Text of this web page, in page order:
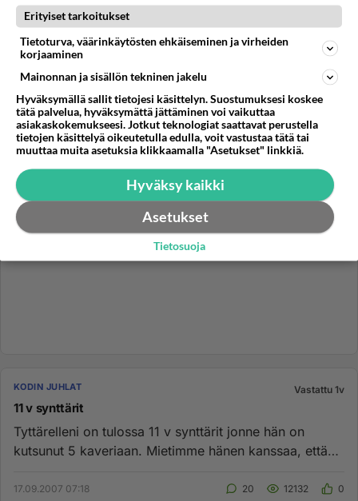
Hei! Meillä ois joulukuussa tulossa 11 vuotta täyttävän
tytön synttärit! Kaveri synttäreille hän on aikonut
kutsua kolme...
KODIN JUHLAT Vastattu 1v
11 v synttärit
Tyttärelleni on tulossa 11 v synttärit jonne hän on
kutsunut 5 kaveriaan. Mietimme hänen kanssaa, että
17.09.2007 07:18 20 12132 0
Erityiset tarkoitukset
Tietoturva, väärinkäytösten ehkäiseminen ja virheiden
korjaaminen
Mainonnan ja sisällön tekninen jakelu
Hyväksymällä sallit tietojesi käsittelyn. Suostumuksesi koskee
tätä palvelua, hyväksymättä jättäminen voi vaikuttaa
asiakaskokemukseesi. Jotkut teknologiat saattavat perustella
tietojen käsittelyä oikeutetulla edulla, voit vastustaa tätä tai
muuttaa muita asetuksia klikkaamalla "Asetukset" linkkiä.
Hyväksy kaikki
Asetukset
Tietosuoja